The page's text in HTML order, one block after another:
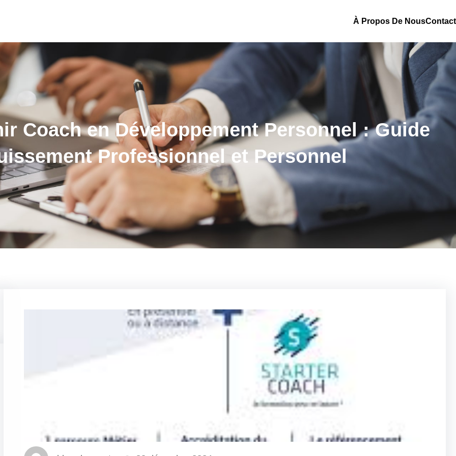
À Propos De NousContact
Coach en Développement Personnel : Guide
Professionnel et Personnel